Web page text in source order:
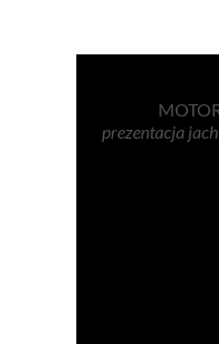
prezentacja